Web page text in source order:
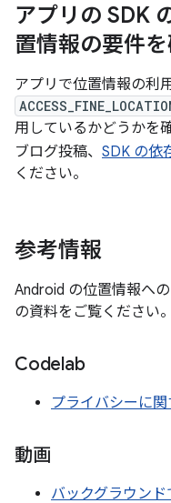
アプリの SDK
置情報の要件
アプリで位置情報の利
用しているかどうかを
ブログ投稿、 SDK の依
ください。
参考情報
Android の位置情報へ
の資料をご覧ください。
Codelab
プライバシーに
動画
バックグラウン